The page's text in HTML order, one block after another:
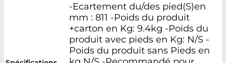
-Ecartement du/des pied(S)en
mm : 811 -Poids du produit
+carton en Kg: 9.4kg -Poids du
produit avec pieds en Kg: N/S -
Poids du produit sans Pieds en